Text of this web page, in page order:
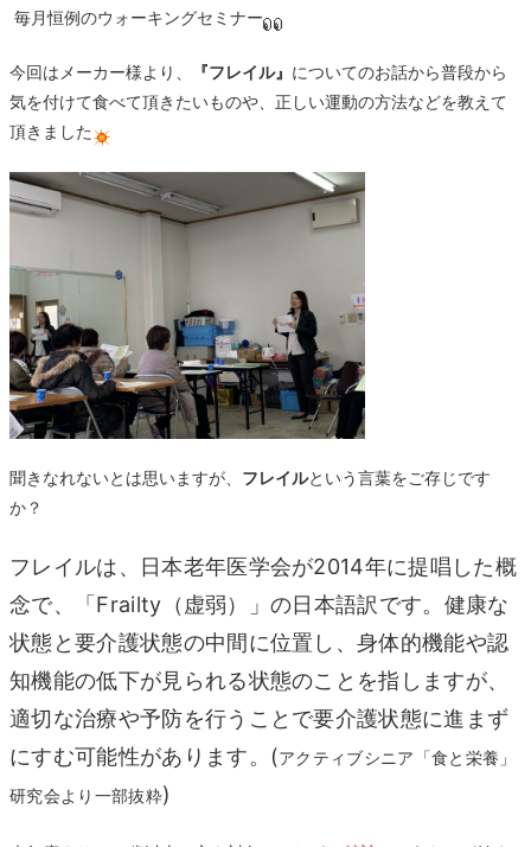
毎月恒例のウォーキングセミナー
今回はメーカー様より、 『フレイル』 についてのお話から普段から
気を付けて食べて頂きたいものや、正しい運動の方法などを教えて
頂きました
聞きなれないとは思いますが、 フレイルという言葉をご存じです
か？
フレイルは、日本老年医学会が2014年に提唱した概
念で、「Frailty（虚弱）」の日本語訳です。健康な
状態と要介護状態の中間に位置し、身体的機能や認
知機能の低下が見られる状態のことを指しますが、
適切な治療や予防を行うことで要介護状態に進まず
にすむ可能性があります。(アクティブシニア「食と栄養」
研究会より一部抜粋)